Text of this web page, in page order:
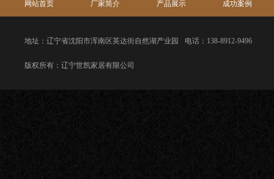
网站首页 厂家简介 产品展示 成功案例
地址：辽宁省沈阳市浑南区英达街自然湖产业园 电话：138-8912-9496
版权所有：辽宁世凯家居有限公司